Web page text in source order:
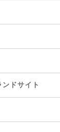
ドサイト